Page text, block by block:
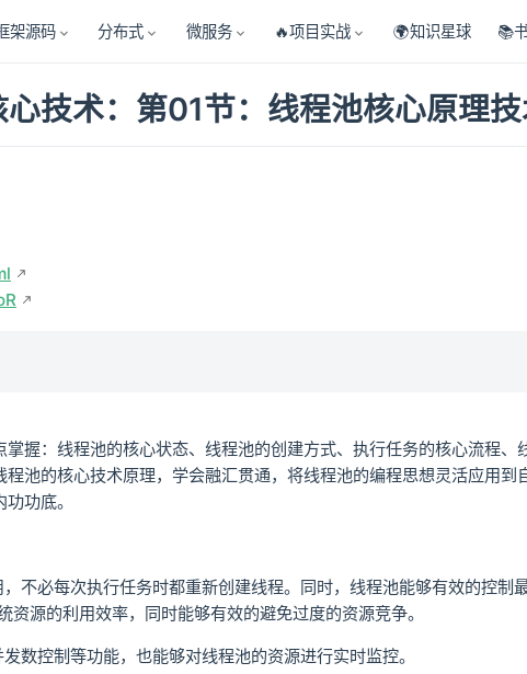
架源码 分布式 微服务 🔥项目实战 🌍知识星球 📚
心技术：第01节：线程池核心原理
握：线程池的核心状态、线程池的创建方式、执行任务的核心流程、
池的核心技术原理，学会融汇贯通，将线程池的编程思想灵活应用到
功底。
不必每次执行任务时都重新创建线程。同时，线程池能够有效的控制
源的利用效率，同时能够有效的避免过度的资源竞争。
数控制等功能，也能够对线程池的资源进行实时监控。